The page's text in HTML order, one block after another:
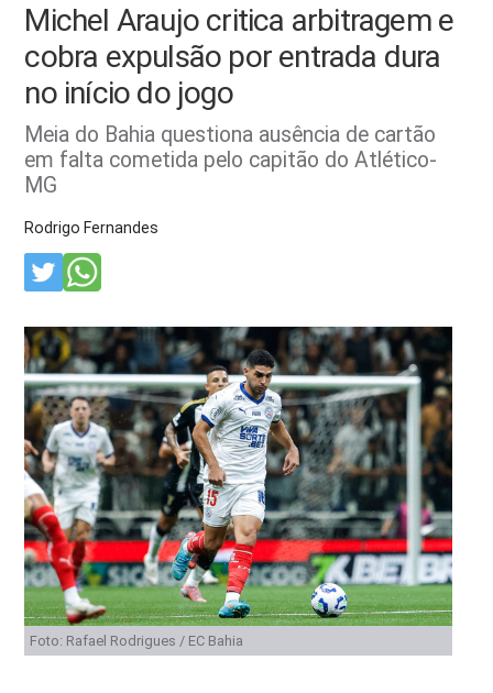
Michel Araujo critica arbitragem e
cobra expulsão por entrada dura
no início do jogo
Meia do Bahia questiona ausência de cartão
em falta cometida pelo capitão do Atlético-
MG
Rodrigo Fernandes
Foto: Rafael Rodrigues / EC Bahia